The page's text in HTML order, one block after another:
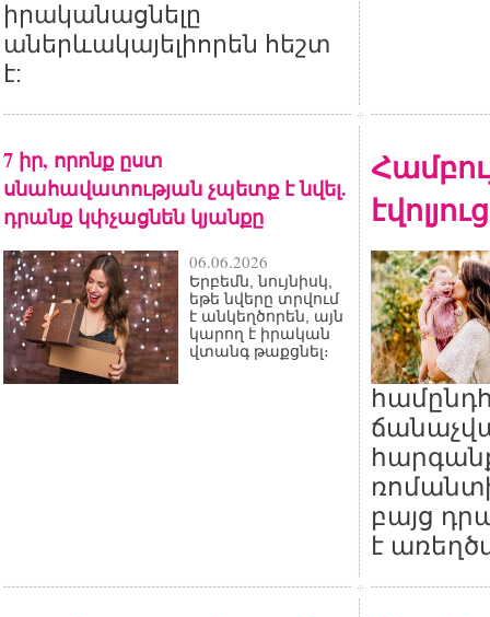
իրականացնելը
աներևակայելիորեն հեշտ
է:
7 իր, որոնք ըստ
սնահավատության չպետք է նվել.
դրանք կփչացնեն կյանքը
06.06.2026
Երբեմն, նույնիսկ,
եթե նվերը տրվում
է անկեղծորեն, այն
կարող է իրական
վտանգ թաքցնել։
բայց
է